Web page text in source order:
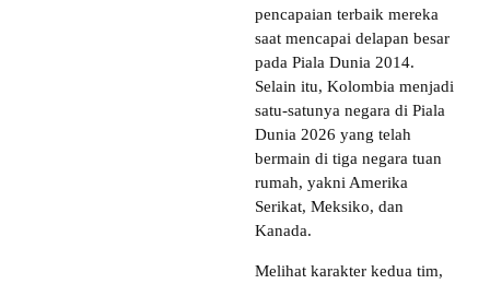
pencapaian terbaik mereka
saat mencapai delapan besar
pada Piala Dunia 2014.
Selain itu, Kolombia menjadi
satu-satunya negara di Piala
Dunia 2026 yang telah
bermain di tiga negara tuan
rumah, yakni Amerika
Serikat, Meksiko, dan
Kanada.
Melihat karakter kedua tim,